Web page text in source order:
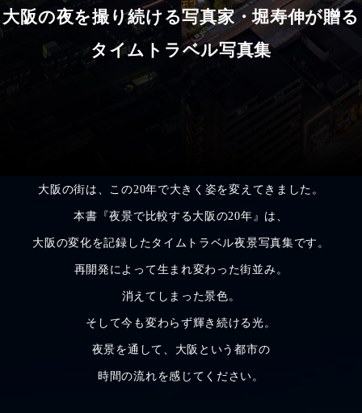
大阪の夜を撮り続ける写真家・堀寿伸が贈る
タイムトラベル写真集
大阪の街は、この20年で大きく姿を変えてきました。
本書『夜景で比較する大阪の20年』は、
大阪の変化を記録したタイムトラベル夜景写真集です。
再開発によって生まれ変わった街並み。
消えてしまった景色。
そして今も変わらず輝き続ける光。
夜景を通して、大阪という都市の
時間の流れを感じてください。